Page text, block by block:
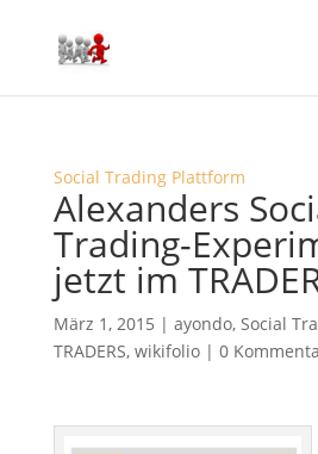
Social Trading Plattform
Alexanders
Trading-
jetzt im
März 1, 2015 | ayondo, Social
TRADERS, wikifolio| 0